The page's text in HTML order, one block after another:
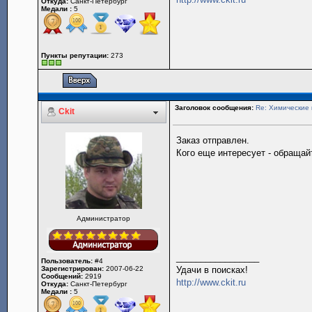
Медали :5
Пункты репутации:273
Ckit Заголовок сообщения: Re: Химические
Администратор
Пользователь:#4
Зарегистрирован:2007-06-22
Сообщений:2919
Откуда:Санкт-Петербург
Медали :5
Заказ отправлен.
Кого еще интересует -
Удачи в поисках!
http://www.ckit.ru